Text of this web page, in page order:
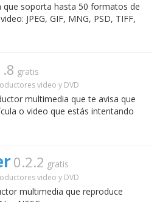
que soporta hasta 50 formatos de
JPEG, GIF, MNG, PSD, TIFF,
gratis
video y DVD
multimedia que te avisa que
o video que estás intentando
0.2.2 gratis
video y DVD
multimedia que reproduce